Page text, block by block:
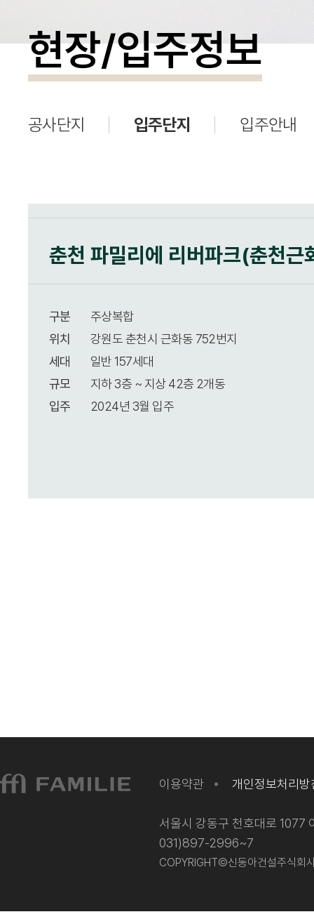
현장/입주정보
공사단지 입주단지 입주안내
춘천 파밀리에 리버파크(춘천근
구분
주상복합
위치
강원도 춘천시 근화동 752번지
세대
일반 157세대
규모
지하 3층 ~ 지상 42층 2개동
입주
2024년 3월 입주
이용약관 개인정보처리방
서울시 강동구 천호대로
031)897-2996~7
COPYRIGHT©신동아건설주식회